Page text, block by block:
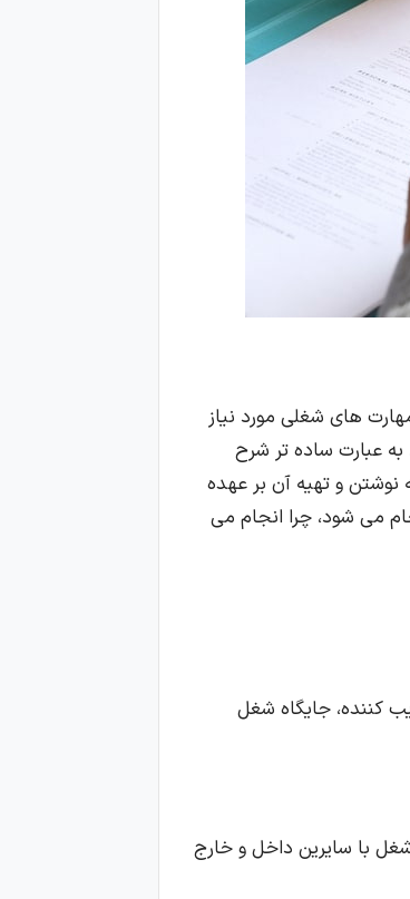
های شغلی مورد نیاز
عبارت ساده تر شرح
و تهیه آن بر عهده
می شود، چرا انجام می
کننده، جایگاه شغل
با سایرین داخل و خارج